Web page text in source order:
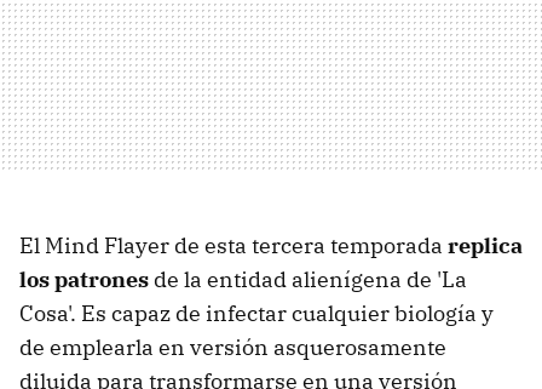
El Mind Flayer de esta tercera temporada replica
los patrones de la entidad alienígena de 'La
Cosa'. Es capaz de infectar cualquier biología y
de emplearla en versión asquerosamente
diluida para transformarse en una versión